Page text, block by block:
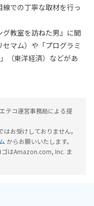
での丁寧な取材を行っ
教室を訪ねた男』に聞
マム）や「プログラミ
（東洋経済）などがあ
テコ運営事務局による提
お受けしておりません。
からお願いいたします。
はAmazon.com, Inc. ま